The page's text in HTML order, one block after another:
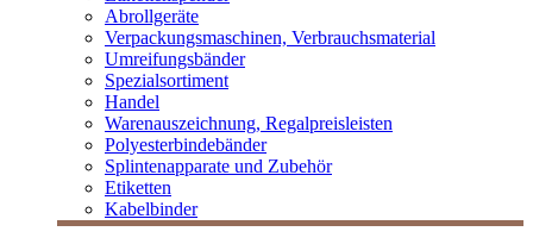
Abrollgeräte
Verpackungsmaschinen, Verbrauchsmaterial
Umreifungsbänder
Spezialsortiment
Handel
Warenauszeichnung, Regalpreisleisten
Polyesterbindebänder
Splintenapparate und Zubehör
Etiketten
Kabelbinder